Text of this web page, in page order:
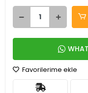
Favorilerime ekle